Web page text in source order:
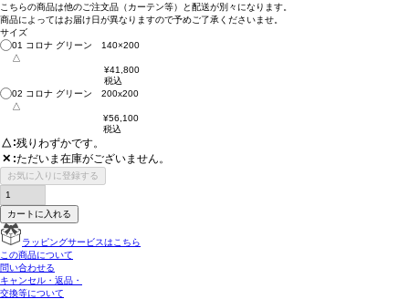
こちらの商品は他のご注文品（カーテン等）と配送が別々 になります。
商品によってはお届け日が異なりますので予めご了承くださいませ。
サイズ
01 コロナ グリーン 140×200
△
¥41,800
税込
02 コロナ グリーン 200x200
△
¥56,100
税込
△ 残りわずかです。
✕ ただいま在庫がございません。
お気に入りに登録する
カートに入れる
ラッピングサービスはこちら
この商品について
問い合わせる
キャンセル・返品・
交換等について